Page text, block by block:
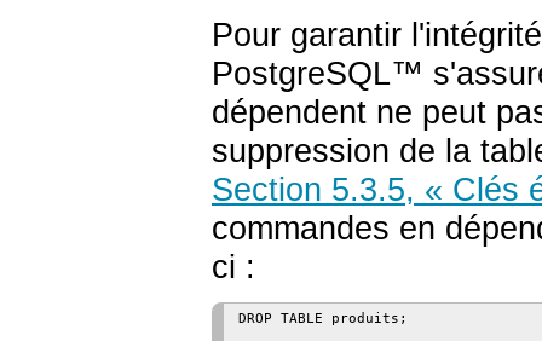
Pour garantir
PostgreSQL™
dépendent ne peut
suppression de la
Section 5.3.5, « Clés
commandes en
ci :
DROP TABLE produits;